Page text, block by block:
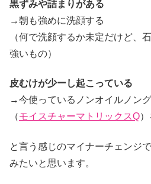
黒ずみや詰まりがある
→朝も強めに洗顔する
（何で洗顔するか未定だけど、
強いもの）
皮むけが少ーし起こっている
→今使っているノンオイルノン
（モイスチャーマトリックスQ
と言う感じのマイナーチェンジ
みたいと思います。